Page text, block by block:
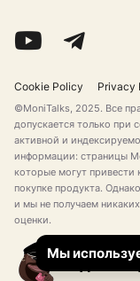
Cookie Policy Privacy
©MoniTalks, 2025. Все
допускается только при
активной и
информации: страницы
которые могут
покупке продукта.
и мы не получаем
оценки.
Сделано
Мы